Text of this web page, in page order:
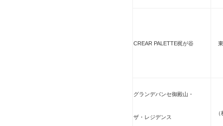
CREAR PALETTE梶が谷
グランデバンセ御殿山・
ザ・レジデンス